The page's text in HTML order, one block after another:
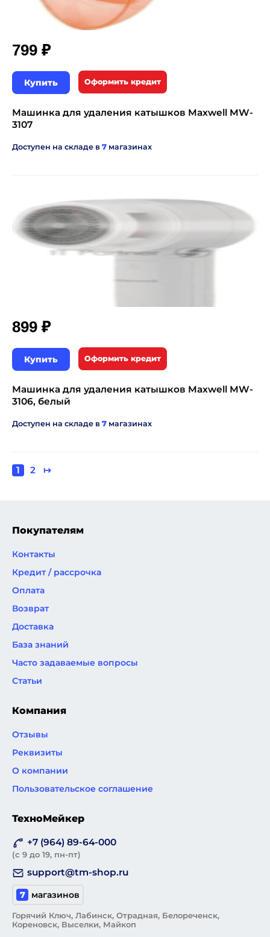
799 ₽
Купить Оформить кредит
Машинка для удаления катышков Maxwell MW-
3107
Доступен на складе в 7 магазинах
899 ₽
Купить Оформить кредит
Машинка для удаления катышков Maxwell MW-
3106, белый
Доступен на складе в 7 магазинах
Нумерация
Текущая
1 Page
2
Следующая
↦
Покупателям
Контакты
Кредит / рассрочка
Оплата
Возврат
Доставка
База знаний
Часто задаваемые вопросы
Статьи
Компания
Отзывы
Реквизиты
О компании
Пользовательское соглашение
ТехноМейкер
+7 (964) 89-64-000
(с 9 до 19, пн-пт)
support@tm-shop.ru
7 магазинов
Горячий Ключ, Лабинск, Отрадная, Белореченск,
Кореновск, Выселки, Майкоп